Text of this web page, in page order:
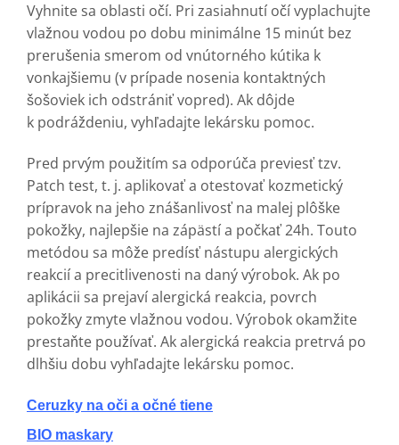
Vyhnite sa oblasti očí. Pri zasiahnutí očí vyplachujte
vlažnou vodou po dobu minimálne 15 minút bez
prerušenia smerom od vnútorného kútika k
vonkajšiemu (v prípade nosenia kontaktných
šošoviek ich odstrániť vopred). Ak dôjde
k podráždeniu, vyhľadajte lekársku pomoc.
Pred prvým použitím sa odporúča previesť tzv.
Patch test, t. j. aplikovať a otestovať kozmetický
prípravok na jeho znášanlivosť na malej plôške
pokožky, najlepšie na zápästí a počkať 24h. Touto
metódou sa môže predísť nástupu alergických
reakcií a precitlivenosti na daný výrobok. Ak po
aplikácii sa prejaví alergická reakcia, povrch
pokožky zmyte vlažnou vodou. Výrobok okamžite
prestaňte používať. Ak alergická reakcia pretrvá po
dlhšiu dobu vyhľadajte lekársku pomoc.
Ceruzky na oči a očné tiene
BIO maskary